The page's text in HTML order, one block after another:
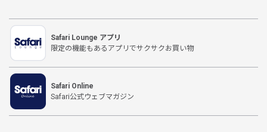
Safari Lounge アプリ
限定の機能もあるアプリでサクサクお買い物
Safari Online
Safari公式ウェブマガジン